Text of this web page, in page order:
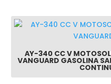
AY-340 CC V
VANGUARD GASOLINA